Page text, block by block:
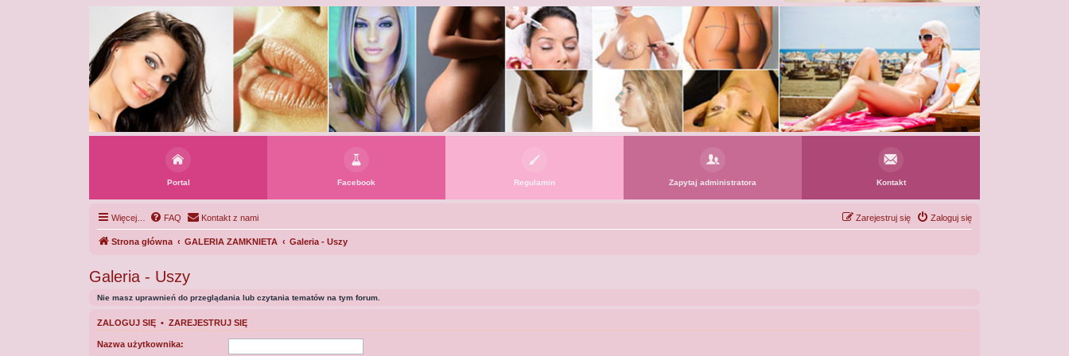
Portal Facebook Regulamin Zapytaj administratora Kontakt
Więcej… FAQ Kontakt z nami Zaloguj się
Zarejestruj się
Strona główna GALERIA ZAMKNIETA Galeria - Uszy
Galeria - Uszy
Nie masz uprawnień do przeglądania lub czytania tematów na tym forum.
ZALOGUJ SIĘ • ZAREJESTRUJ SIĘ
Nazwa użytkownika: